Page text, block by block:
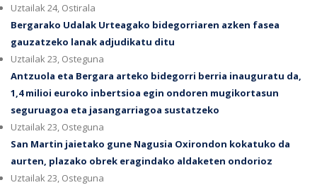
Uztailak 24, Ostirala
Bergarako Udalak Urteagako bidegorriaren azken fasea
gauzatzeko lanak adjudikatu ditu
Uztailak 23, Osteguna
Antzuola eta Bergara arteko bidegorri berria inauguratu da,
1,4 milioi euroko inbertsioa egin ondoren mugikortasun
seguruagoa eta jasangarriagoa sustatzeko
Uztailak 23, Osteguna
San Martin jaietako gune Nagusia Oxirondon kokatuko da
aurten, plazako obrek eragindako aldaketen ondorioz
Uztailak 23, Osteguna